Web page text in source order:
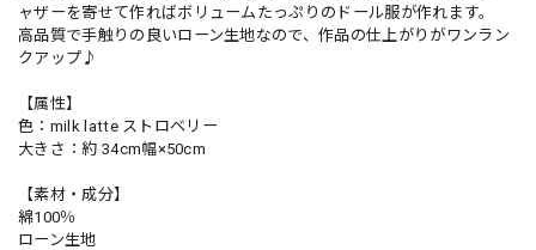
ャザーを寄せて作ればボリュームたっぷりのドール服が作れます。
高品質で手触りの良いローン生地なので、作品の仕上がりがワンラン
クアップ♪
【属性】
色：milk latte ストロベリー
大きさ：約 34cm幅×50cm
【素材・成分】
綿100％
ローン生地